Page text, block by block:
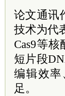
论文通讯
技术为代
Cas9等
短片段
编辑效
足。